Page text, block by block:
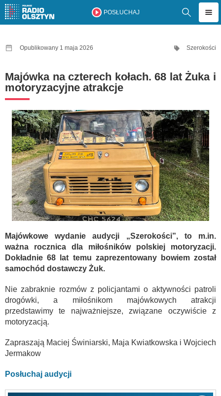
POSŁUCHAJ
Opublikowany 1 maja 2026 Szerokości
Majówka na czterech kołach. 68 lat Żuka i
motoryzacyjne atrakcje
Majówkowe wydanie audycji „Szerokości”, to m.in.
ważna rocznica dla miłośników polskiej motoryzacji.
Dokładnie 68 lat temu zaprezentowany bowiem został
samochód dostawczy Żuk.
Nie zabraknie rozmów z policjantami o aktywności patroli
drogówki, a miłośnikom majówkowych atrakcji
przedstawimy te najważniejsze, związane oczywiście z
motoryzacją.
Zapraszają Maciej Świniarski, Maja Kwiatkowska i Wojciech
Jermakow
Posłuchaj audycji